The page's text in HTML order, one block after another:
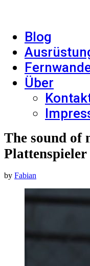
Blog
Über
The sound of
Plattenspieler
by Fabian